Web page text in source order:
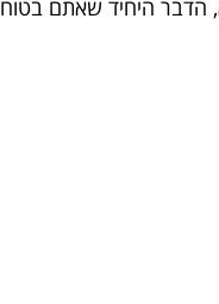
היחיד שאתם